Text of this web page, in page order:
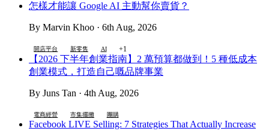
怎樣才能讓 Google AI 主動幫你賣貨？
By Marvin Khoo · 6th Aug, 2026
開店平台 新零售 AI +1
【2026 下半年創業指南】2 萬預算都做到！5 種低成本
創業模式，打造自己嘅品牌事業
By Juns Tan · 4th Aug, 2026
電商經營 市集擺攤 團購
Facebook LIVE Selling: 7 Strategies That Actually Increase